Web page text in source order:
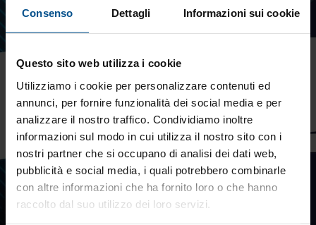
Consenso Dettagli Informazioni sui cookie
Questo sito web utilizza i cookie
Utilizziamo i cookie per personalizzare contenuti ed
annunci, per fornire funzionalità dei social media e per
analizzare il nostro traffico. Condividiamo inoltre
informazioni sul modo in cui utilizza il nostro sito con i
nostri partner che si occupano di analisi dei dati web,
pubblicità e social media, i quali potrebbero combinarle
con altre informazioni che ha fornito loro o che hanno
raccolto dal suo utilizzo dei loro servizi.